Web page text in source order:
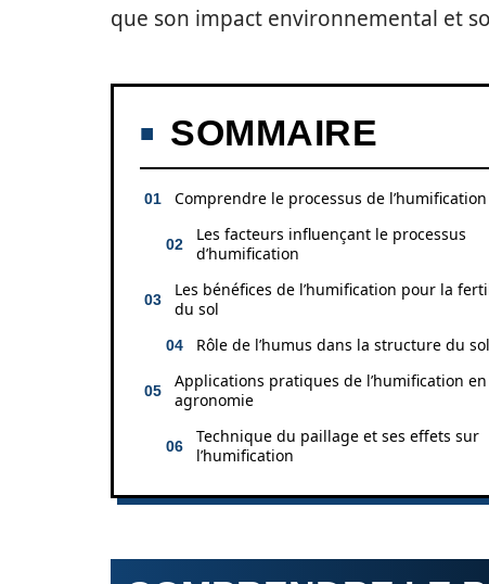
que son impact environnemental et
SOMMAIRE
Comprendre le processus de l’humification
Les facteurs influençant le processus
d’humification
Les bénéfices de l’humification pour la
du sol
Rôle de l’humus dans la structure du sol
Applications pratiques de l’humification en
agronomie
Technique du paillage et ses effets sur
l’humification